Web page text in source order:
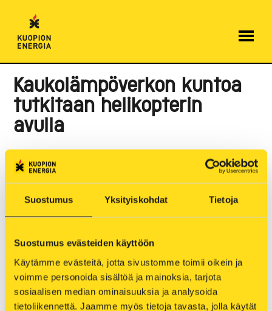
Suostumus Yksityiskohdat Tietoja
Suostumus evästeiden käyttöön
Käytämme evästeitä, jotta sivustomme toimii oikein ja
voimme personoida sisältöä ja mainoksia, tarjota
sosiaalisen median ominaisuuksia ja analysoida
tietoliikennettä. Jaamme myös tietoja tavasta, jolla käytät
sisältöön
Kaukolämpöverkon kuntoa
tutkitaan helikopterin
avulla
9.10.2023
Päivitetty 20.10. klo 13
Julkaistu 9.10. klo 8
lämpökameran ja helikopterin avulla Kuopion
kaupungin taajama-alueella perjantaina 20.10.
riippuen sääolosuhteista. Kuvausten avulla
saadaan kattava käsitys kaukolämpöverkon
tämänhetkisestä kunnosta.